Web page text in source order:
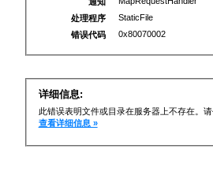
处理程序
StaticFile
错误代码
0x80070002
详细信息:
此错误表明文件或目录在服务器上不存在。
查看详细信息 »